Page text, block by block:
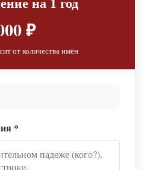
₽
от количества имён
*